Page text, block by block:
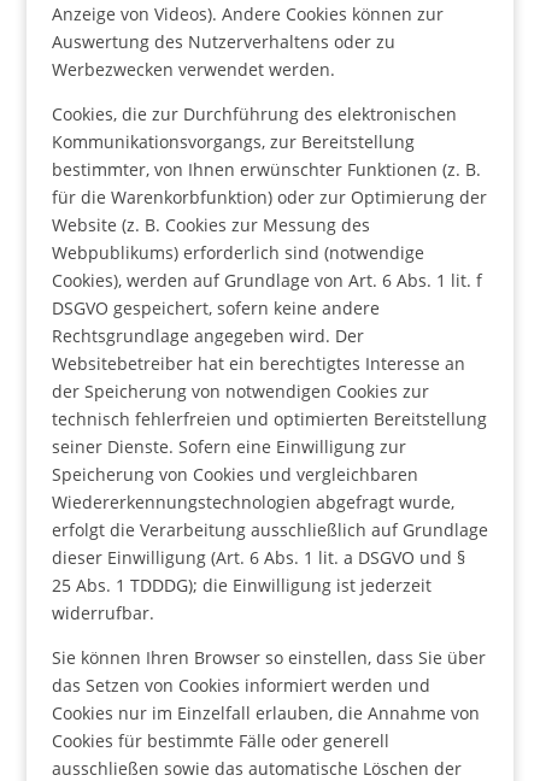
Anzeige von Videos). Andere Cookies können zur
Auswertung des Nutzerverhaltens oder zu
Werbezwecken verwendet werden.
Cookies, die zur Durchführung des elektronischen
Kommunikationsvorgangs, zur Bereitstellung
bestimmter, von Ihnen erwünschter Funktionen (z. B.
für die Warenkorbfunktion) oder zur Optimierung der
Website (z. B. Cookies zur Messung des
Webpublikums) erforderlich sind (notwendige
Cookies), werden auf Grundlage von Art. 6 Abs. 1 lit. f
DSGVO gespeichert, sofern keine andere
Rechtsgrundlage angegeben wird. Der
Websitebetreiber hat ein berechtigtes Interesse an
der Speicherung von notwendigen Cookies zur
technisch fehlerfreien und optimierten Bereitstellung
seiner Dienste. Sofern eine Einwilligung zur
Speicherung von Cookies und vergleichbaren
Wiedererkennungstechnologien abgefragt wurde,
erfolgt die Verarbeitung ausschließlich auf Grundlage
dieser Einwilligung (Art. 6 Abs. 1 lit. a DSGVO und §
25 Abs. 1 TDDDG); die Einwilligung ist jederzeit
widerrufbar.
Sie können Ihren Browser so einstellen, dass Sie über
das Setzen von Cookies informiert werden und
Cookies nur im Einzelfall erlauben, die Annahme von
Cookies für bestimmte Fälle oder generell
ausschließen sowie das automatische Löschen der